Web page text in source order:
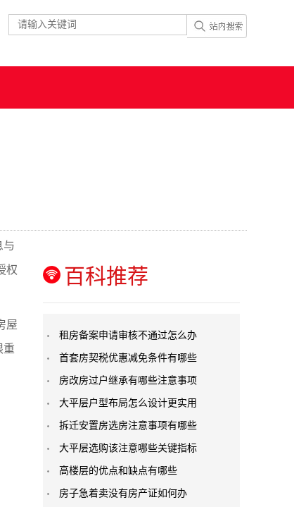
与
权
屋
重
百科推荐
租房备案申请审核不通过怎么办
首套房契税优惠减免条件有哪些
房改房过户继承有哪些注意事项
大平层户型布局怎么设计更实用
拆迁安置房选房注意事项有哪些
大平层选购该注意哪些关键指标
高楼层的优点和缺点有哪些
房子急着卖没有房产证如何办